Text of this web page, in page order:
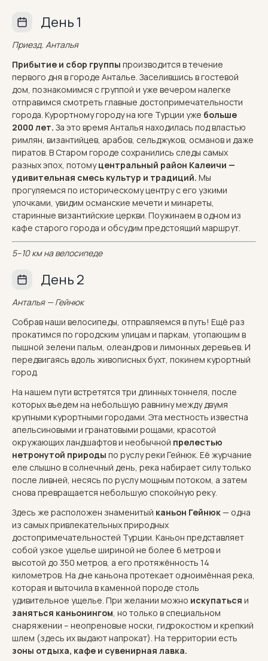
День 1
Приезд. Анталья
Прибытие и сбор группы производится в течение
первого дня в городе Анталье. Заселившись в гостевой
дом, познакомимся с группой и уже вечером налегке
отправимся смотреть главные достопримечательности
города. Курортному городу на юге Турции уже больше
2000 лет. За это время Анталья находилась под властью
римлян, византийцев, арабов, сельджуков, османов и даже
пиратов. В Старом городе сохранились следы самых
разных эпох, потомуцентральный район Калеичи —
удивительная смесь культур и традиций. Мы
прогуляемся по историческому центру с его узкими
улочками, увидим османские мечети и минареты,
старинные византийские церкви. Поужинаем в одном из
кафе старого города и обсудим предстоящий маршрут.
5–10 км на велосипеде
День 2
Анталья — Гейнюк
Собрав наши велосипеды, отправляемся в путь! Ещё раз
прокатимся по городским улицам и паркам, утопающим в
пышной зелени пальм, олеандров и лимонных деревьев. И
передвигаясь вдоль живописных бухт, покинем курортный
город.
На нашем пути встретятся три длинных тоннеля, после
которых въедем на небольшую равнину между двумя
крупными курортными городами. Эта местность известна
апельсиновыми и гранатовыми рощами, красотой
окружающих ландшафтов и необычной прелестью
нетронутой природы по руслу реки Гейнюк. Её журчание
еле слышно в солнечный день, река набирает силу только
после ливней, несясь по руслу мощным потоком, а затем
снова превращается небольшую спокойную реку.
Здесь же расположен знаменитый каньон Гейнюк— одна
из самых привлекательных природных
достопримечательностей Турции. Каньон представляет
собой узкое ущелье шириной не более 6 метров и
высотой до 350 метров, а его протяжённость 14
километров. На дне каньона протекает одноимённая река,
которая и выточила в каменной породе столь
удивительное ущелье. При желании можно искупаться и
заняться каньонингом, но только в специальном
снаряжении – неопреновые носки, гидрокостюм и крепкий
шлем (здесь их выдают напрокат). На территории есть
зоны отдыха, кафе и сувенирная лавка.